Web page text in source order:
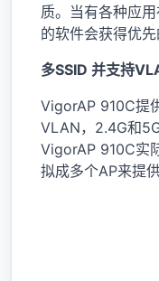
质。当有各种应
的软件会获得优先
多SSID 并支持
VigorAP 910C提
VLAN，2.4G和
VigorAP 910C实
拟成多个AP来提